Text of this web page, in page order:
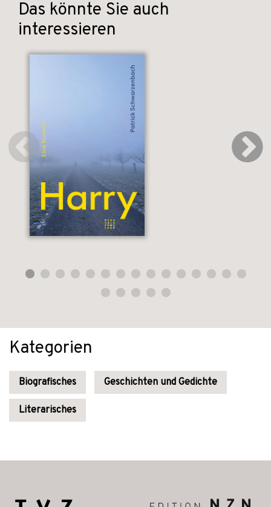
Das könnte Sie auch
interessieren
Kategorien
Biografisches Geschichten und Gedichte
Literarisches